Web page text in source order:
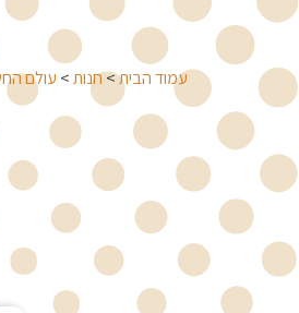
עמוד הבית>חנות> עולם